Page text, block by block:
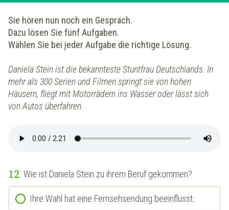
Sie hören nun noch ein Gespräch.
Dazu lösen Sie fünf Aufgaben.
Wählen Sie bei jeder Aufgabe die richtige Lösung.
Daniela Stein ist die bekannteste Stuntfrau Deutschlands. In
mehr als 300 Serien und Filmen springt sie von hohen
Häusern, fliegt mit Motorrädern ins Wasser oder lässt sich
von Autos überfahren.
12. Wie ıst Danıela Stein zu ihrem Beruf gekommen?
Ihre Wahl hat eine Fernsehsendung beeinflusst.